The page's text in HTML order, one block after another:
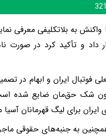
به بلاتکلیفی معرفی
و تأکید کرد در صورت
فوتبال ایران و ابهام در
شک حق‌مان ضایع شده
ایران برای لیگ قهرمانان
به جنبه‌های حقوقی